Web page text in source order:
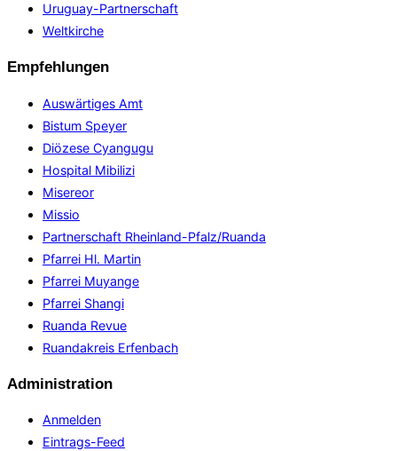
Uruguay-Partnerschaft
Weltkirche
Empfehlungen
Auswärtiges Amt
Bistum Speyer
Diözese Cyangugu
Hospital Mibilizi
Misereor
Missio
Partnerschaft Rheinland-Pfalz/Ruanda
Pfarrei Hl. Martin
Pfarrei Muyange
Pfarrei Shangi
Ruanda Revue
Ruandakreis Erfenbach
Administration
Anmelden
Eintrags-Feed